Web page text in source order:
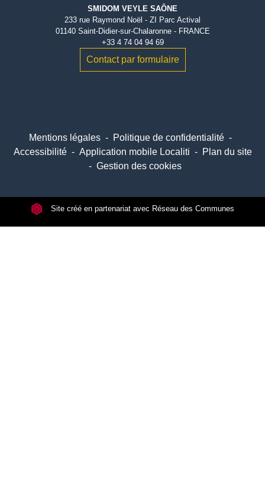
SMIDOM VEYLE SAÔNE
233 rue Raymond Noël - ZI Parc Actival
01140 Saint-Didier-sur-Chalaronne - FRANCE
+33 4 74 04 94 69
Contact par formulaire
Mentions légales - Politique de confidentialité -
Accessibilité - Application mobile Localiti -
Plan du site
- Gestion des cookies
Site créé en partenariat avec Réseau des Communes